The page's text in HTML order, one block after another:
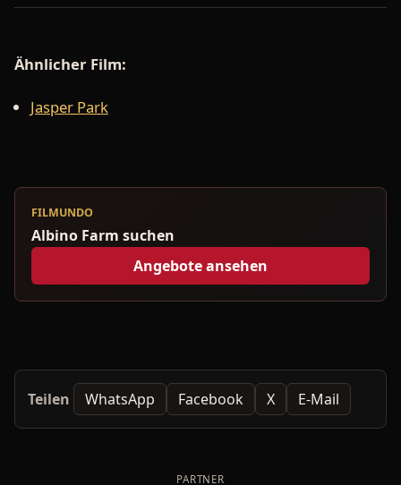
Ähnlicher Film:
Jasper Park
FILMUNDO
Albino Farm suchen
Angebote ansehen
Teilen WhatsApp Facebook X E-Mail
PARTNER